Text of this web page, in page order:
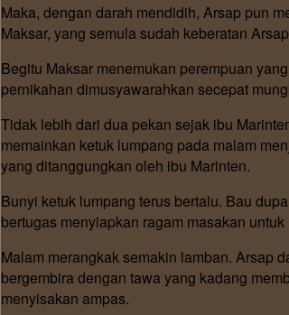
Maka, dengan darah mendidih, Arsap pun
Maksar, yang semula sudah keberatan
Begitu Maksar menemukan perempuan
pernikahan dimusyawarahkan secepat
Tidak lebih dari dua pekan sejak ibu
memainkan ketuk lumpang pada malam
yang ditanggungkan oleh ibu Marinten.
Bunyi ketuk lumpang terus bertalu. Bau
bertugas menyiapkan ragam masakan
Malam merangkak semakin lamban. Arsap
bergembira dengan tawa yang kadang
menyisakan ampas.